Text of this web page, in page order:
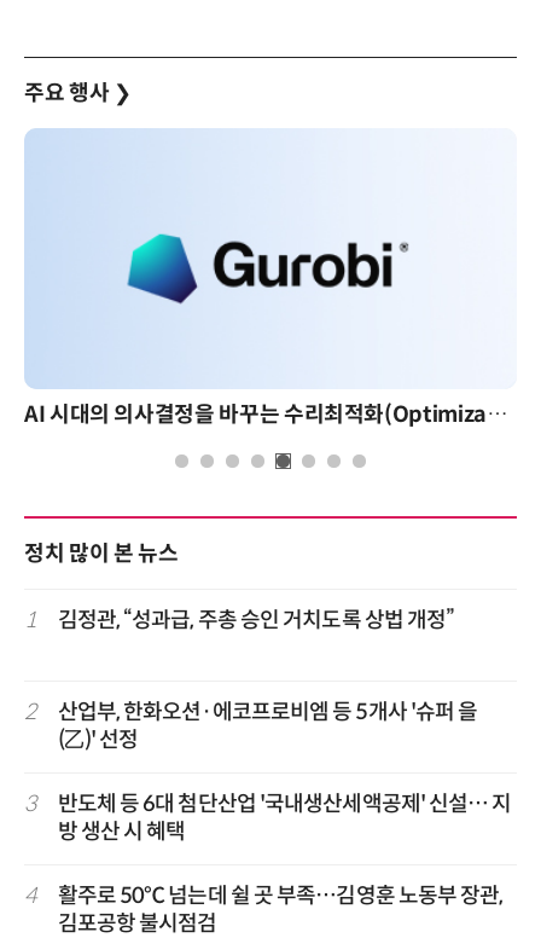
주요 행사 ❯
AI 시대의 의사결정을 바꾸는 수리최적화(Optimization): 실제 산업 적용 사례와 활용 전략
정치 많이 본 뉴스
1 김정관, “성과급, 주총 승인 거치도록 상법 개정”
2
산업부, 한화오션·에코프로비엠 등 5개사 '슈퍼 을
(乙)' 선정
3
반도체 등 6대 첨단산업 '국내생산세액공제' 신설… 지
방 생산 시 혜택
4
활주로 50℃ 넘는데 쉴 곳 부족…김영훈 노동부 장관,
김포공항 불시점검